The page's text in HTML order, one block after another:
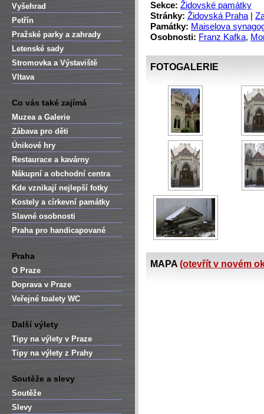
Vyšehrad
Petřín
Pražské parky a zahrady
Letenské sady
Stromovka a Výstaviště
Vltava
Co vás také zajímá
Muzea a Galerie
Zábava pro děti
Únikové hry
Restaurace a kavárny
Nákupní a obchodní centra
Kde vznikají nejlepší fotky
Kostely a církevní památky
Slavné osobnosti
Praha pro handicapované
Praha
O Praze
Doprava v Praze
Veřejné toalety WC
Další výlety
Tipy na výlety v Praze
Tipy na výlety z Prahy
Soutěže a slevy
Soutěže
Slevy
Sekce: Židovské památky
Stránky: Židovská Praha
Památky: Maiselova
Osobnosti: Franz Kafka,
FOTOGALERIE
MAPA (otevřít v novém